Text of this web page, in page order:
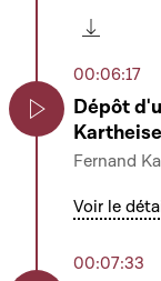
00:06:17
Dépôt
Fernand
Voir le
00:07:33